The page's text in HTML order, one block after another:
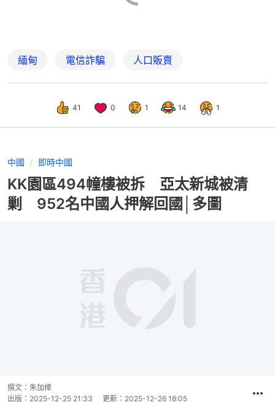
緬甸 電信詐騙 人口販賣
41 0 1 14 1
中國 即時中國
KK園區494幢樓被拆 亞太新城被清
剿 952名中國人押解回國│多圖
撰文： 朱加樟
出版： 2025-12-25 21:33 更新： 2025-12-26 18:05